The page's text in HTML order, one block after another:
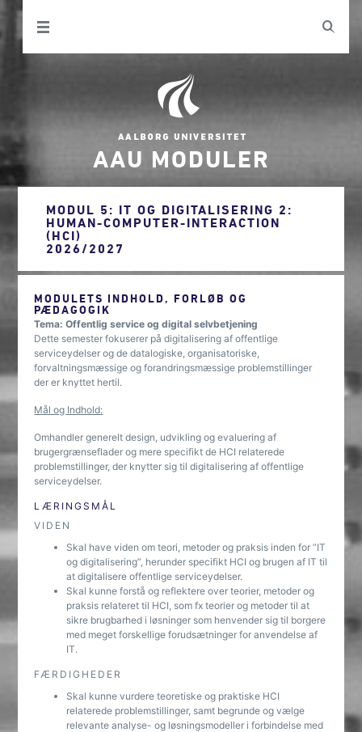
AAU MODULER
MODUL 5: IT OG DIGITALISERING 2:
HUMAN-COMPUTER-INTERACTION
(HCI)
2026/2027
MODULETS INDHOLD, FORLØB OG
PÆDAGOGIK
Tema: Offentlig service og digital selvbetjening
Dette semester fokuserer på digitalisering af offentlige
serviceydelser og de datalogiske, organisatoriske,
forvaltningsmæssige og forandringsmæssige problemstillinger
der er knyttet hertil.
Mål og Indhold:
Omhandler generelt design, udvikling og evaluering af
brugergrænseflader og mere specifikt de HCI relaterede
problemstillinger, der knytter sig til digitalisering af offentlige
serviceydelser.
LÆRINGSMÅL
VIDEN
Skal have viden om teori, metoder og praksis inden for ”IT
og digitalisering”, herunder specifikt HCI og brugen af IT til
at digitalisere offentlige serviceydelser.
Skal kunne forstå og reflektere over teorier, metoder og
praksis relateret til HCI, som fx teorier og metoder til at
sikre brugbarhed i løsninger som henvender sig til borgere
med meget forskellige forudsætninger for anvendelse af
IT.
FÆRDIGHEDER
Skal kunne vurdere teoretiske og praktiske HCI
relaterede problemstillinger, samt begrunde og vælge
relevante analyse- og løsningsmodeller i forbindelse med